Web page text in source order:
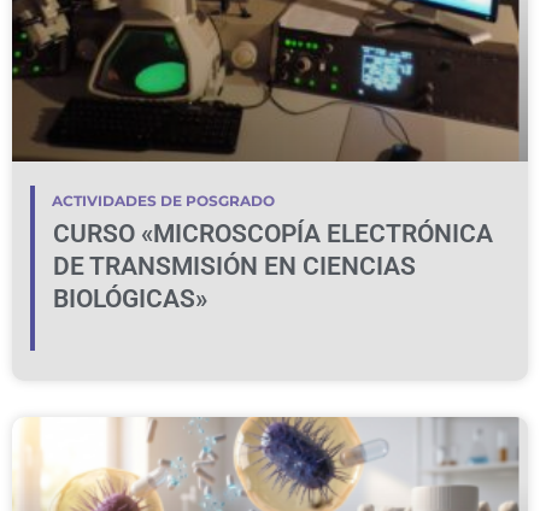
ACTIVIDADES DE POSGRADO
CURSO «MICROSCOPÍA ELECTRÓNICA
DE TRANSMISIÓN EN CIENCIAS
BIOLÓGICAS»